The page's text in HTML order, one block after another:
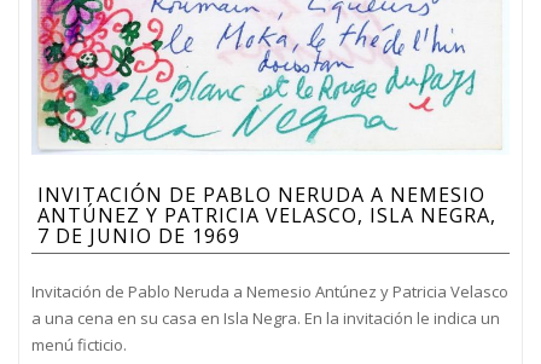
INVITACIÓN DE PABLO NERUDA A NEMESIO
ANTÚNEZ Y PATRICIA VELASCO, ISLA NEGRA,
7 DE JUNIO DE 1969
Invitación de Pablo Neruda a Nemesio Antúnez y Patricia Velasco
a una cena en su casa en Isla Negra. En la invitación le indica un
menú ficticio.